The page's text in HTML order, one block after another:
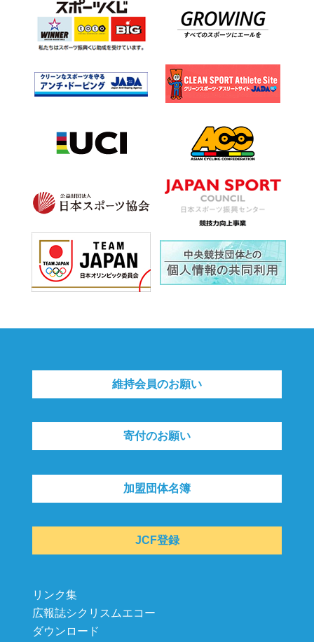
維持会員のお願い
寄付のお願い
加盟団体名簿
JCF登録
リンク集
広報誌シクリスムエコー
ダウンロード